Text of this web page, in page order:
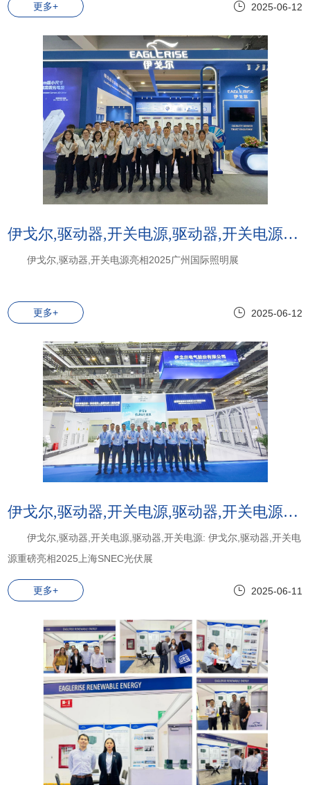
更多+ 2025-06-12
伊戈尔,驱动器,开关电源,驱动器,开关电源:伊戈尔,驱动器,开关电源亮相2025广州国际照明展
伊戈尔,驱动器,开关电源亮相2025广州国际照明展
更多+ 2025-06-12
伊戈尔,驱动器,开关电源,驱动器,开关电源:伊戈尔,驱动器,开关电源重磅亮相2025上海SNEC光伏展
伊戈尔,驱动器,开关电源,驱动器,开关电源: 伊戈尔,驱动器,开关电
源重磅亮相2025上海SNEC光伏展
更多+ 2025-06-11